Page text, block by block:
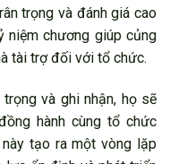
trọng và đánh giá cao
niệm chương giúp củng
tài trợ đối với tổ chức.
và ghi nhận, họ sẽ
hành cùng tổ chức
tạo ra một vòng lặp